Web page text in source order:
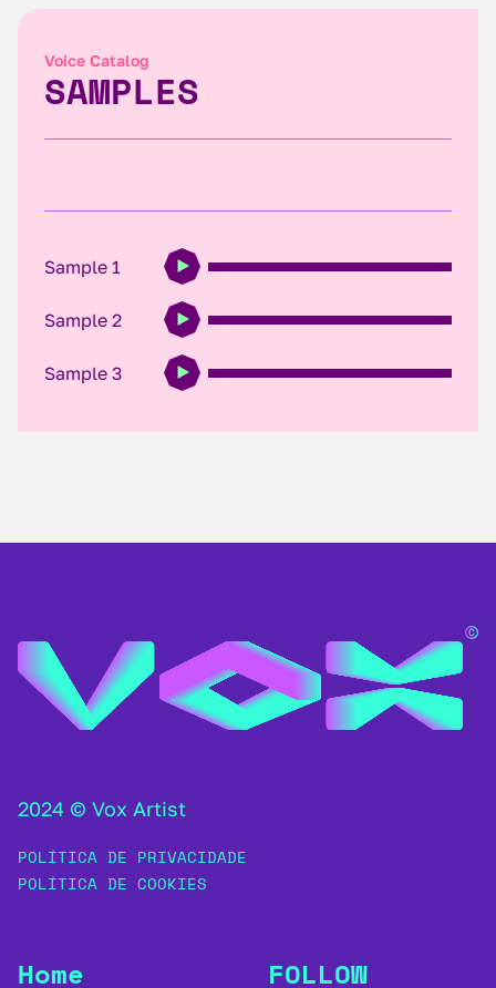
Voice Catalog
SAMPLES
Sample 1
Sample 2
Sample 3
2024 © Vox Artist
POLÍTICA DE PRIVACIDADE
POLÍTICA DE COOKIES
Home FOLLOW